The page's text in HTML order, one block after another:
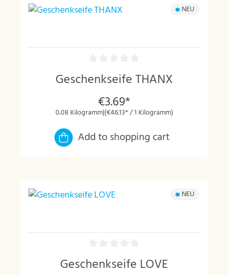
NEU
Geschenkseife THANX
€3.69*
0.08 Kilogramm|(€46.13* / 1 Kilogramm)
Add to shopping cart
NEU
Geschenkseife LOVE